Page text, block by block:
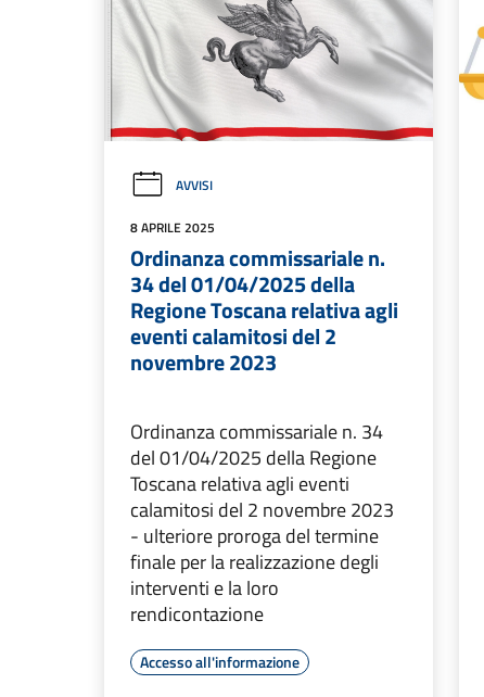
AVVISI
8 APRILE 2025
Ordinanza commissariale n.
34 del 01/04/2025 della
Regione Toscana relativa agli
eventi calamitosi del 2
novembre 2023
Ordinanza commissariale n. 34
del 01/04/2025 della Regione
Toscana relativa agli eventi
calamitosi del 2 novembre 2023
- ulteriore proroga del termine
finale per la realizzazione degli
interventi e la loro
rendicontazione
Accesso all'informazione